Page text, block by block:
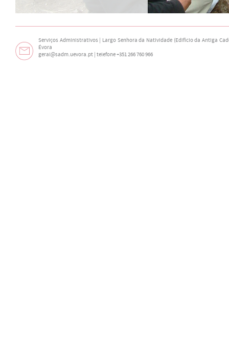
Serviços Administrativos | Largo Senhora da Natividade (Edifício da Antiga
Évora
geral@sadm.uevora.pt | telefone +351 266 760 966